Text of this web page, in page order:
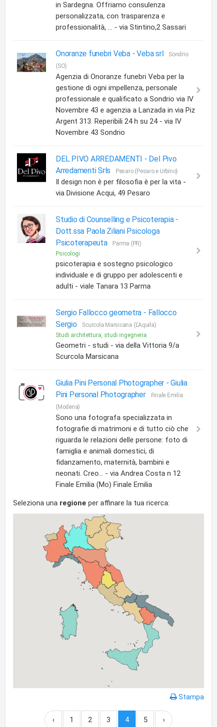
in Sardegna. Offriamo consulenza
personalizzata, con trasparenza e
professionalità, ... - via Stintino,2 Sassari
Onoranze funebri Veba -Veba srl
Sondrio
(SO)
Agenzia di Onoranze funebri Veba per la
gestione di ogni impellenza, personale
professionale e qualificato a Sondrio via IV
Novembre 43 e agenzia a Lanzada in via Piz
Argent 313. Reperibili 24 h su 24 - via IV
Novembre 43 Sondrio
DEL PIVO ARREDAMENTI - Del Pivo
Arredamenti Srls
Pesaro (Pesaro e Urbino)
Il design non è per filosofia è per la vita -
via Divisione Acqui, 49 Pesaro
Studio di Counselling e Psicoterapia -
Dott.ssa Paola Ziliani Psicologa
Psicoterapeuta
Parma (PR)
Psicologi
psicoterapia e sostegno psicologico
individuale e di gruppo per adolescenti e
adulti - viale Tanara 13 Parma
Sergio Fallocco geometra - Fallocco
Sergio
Scurcola Marsicana (L'Aquila)
Studi architettura, studi ingegneria
Geometri - studi - via della Vittoria 9/a
Scurcola Marsicana
Giulia Pini Personal Photographer -Giulia
Pini Personal Photographer
Finale Emilia
(Modena)
Sono una fotografa specializzata in
fotografie di matrimoni e di tutto ciò che
riguarda le relazioni delle persone: foto di
famiglia e animali domestici, di
fidanzamento, maternità, bambini e
neonati. Creo... - via Andrea Costa n 12
Finale Emilia (Mo) Finale Emilia
Seleziona una regione per affinare la tua ricerca:
Stampa
‹ 1 2 3 4 5 ›